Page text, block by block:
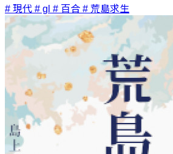
# 現代 # gl # 百合 # 荒島求生